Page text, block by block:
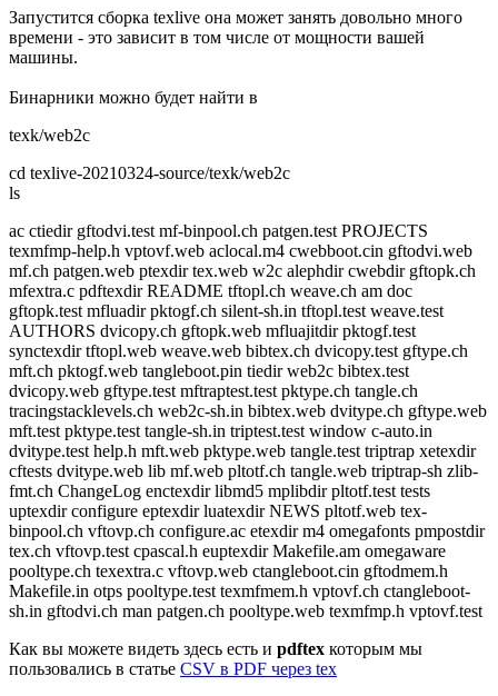
Запустится сборка texlive она может занять довольно много
времени - это зависит в том числе от мощности вашей
машины.
Бинарники можно будет найти в
texk/web2c
cd texlive-20210324-source/texk/web2c
ls
ac ctiedir gftodvi.test mf-binpool.ch patgen.test PROJECTS
texmfmp-help.h vptovf.web aclocal.m4 cwebboot.cin gftodvi.web
mf.ch patgen.web ptexdir tex.web w2c alephdir cwebdir gftopk.ch
mfextra.c pdftexdir README tftopl.ch weave.ch am doc
gftopk.test mfluadir pktogf.ch silent-sh.in tftopl.test weave.test
AUTHORS dvicopy.ch gftopk.web mfluajitdir pktogf.test
synctexdir tftopl.web weave.web bibtex.ch dvicopy.test gftype.ch
mft.ch pktogf.web tangleboot.pin tiedir web2c bibtex.test
dvicopy.web gftype.test mftraptest.test pktype.ch tangle.ch
tracingstacklevels.ch web2c-sh.in bibtex.web dvitype.ch gftype.web
mft.test pktype.test tangle-sh.in triptest.test window c-auto.in
dvitype.test help.h mft.web pktype.web tangle.test triptrap xetexdir
cftests dvitype.web lib mf.web pltotf.ch tangle.web triptrap-sh zlib-
fmt.ch ChangeLog enctexdir libmd5 mplibdir pltotf.test tests
uptexdir configure eptexdir luatexdir NEWS pltotf.web tex-
binpool.ch vftovp.ch configure.ac etexdir m4 omegafonts pmpostdir
tex.ch vftovp.test cpascal.h euptexdir Makefile.am omegaware
pooltype.ch texextra.c vftovp.web ctangleboot.cin gftodmem.h
Makefile.in otps pooltype.test texmfmem.h vptovf.ch ctangleboot-
sh.in gftodvi.ch man patgen.ch pooltype.web texmfmp.h vptovf.test
Как вы можете видеть здесь есть и pdftex которым мы
пользовались в статье CSV в PDF через tex